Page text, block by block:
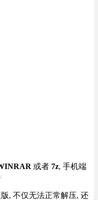
或者 7z, 手机端
, 不仅无法正常解压, 还